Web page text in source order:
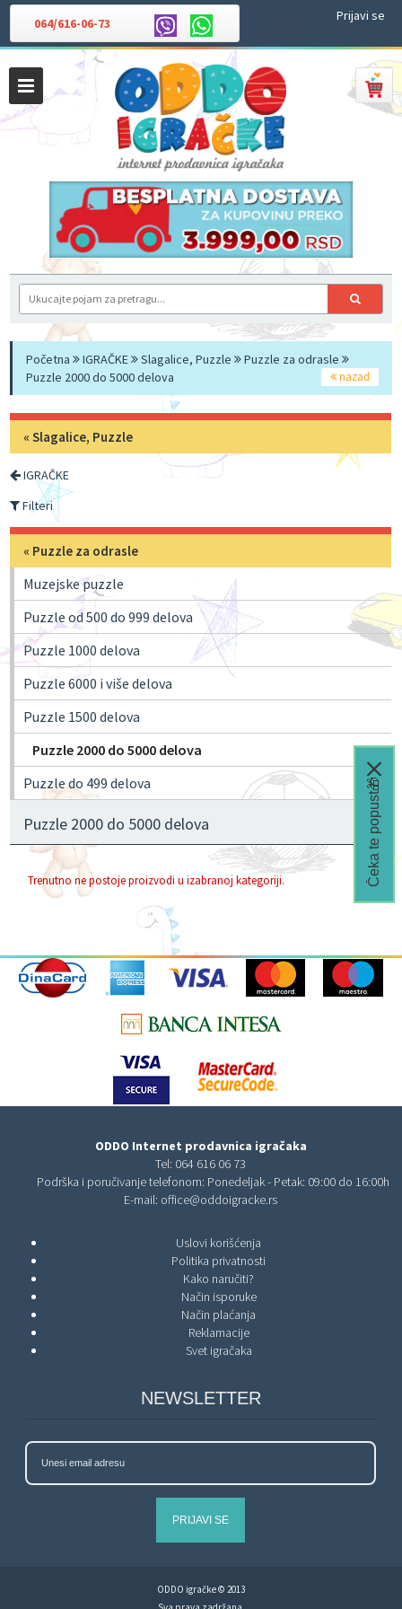
064/616-06-73 Prijavi se
Početna IGRAČKE Slagalice, Puzzle
Puzzle za odrasle
Puzzle 2000 do 5000 delova
nazad
«Slagalice, Puzzle
IGRAČKE
Filteri
« Puzzle za odrasle
Muzejske puzzle
Puzzle od 500 do 999 delova
Puzzle 1000 delova
Puzzle 6000 i više delova
Puzzle 1500 delova
Puzzle 2000 do 5000 delova
Puzzle do 499 delova
Puzzle 2000 do 5000 delova
Trenutno ne postoje proizvodi u izabranoj kategoriji.
ODDO Internet prodavnica igračaka
Tel: 064 616 06 73
Podrška i poručivanje telefonom: Ponedeljak - Petak: 09:00 do 16:00h
E-mail: office@oddoigracke.rs
Uslovi korišćenja
Politika privatnosti
Kako naručiti?
Način isporuke
Način plaćanja
Reklamacije
Svet igračaka
NEWSLETTER
PRIJAVI SE
ODDO igračke © 2013
Čeka te popust🎁